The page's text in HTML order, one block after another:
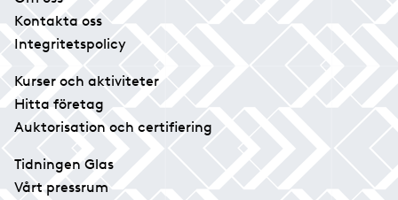
Kontakta oss
Integritetspolicy
Kurser och aktiviteter
Hitta företag
Auktorisation och certifiering
Tidningen Glas
Vårt pressrum